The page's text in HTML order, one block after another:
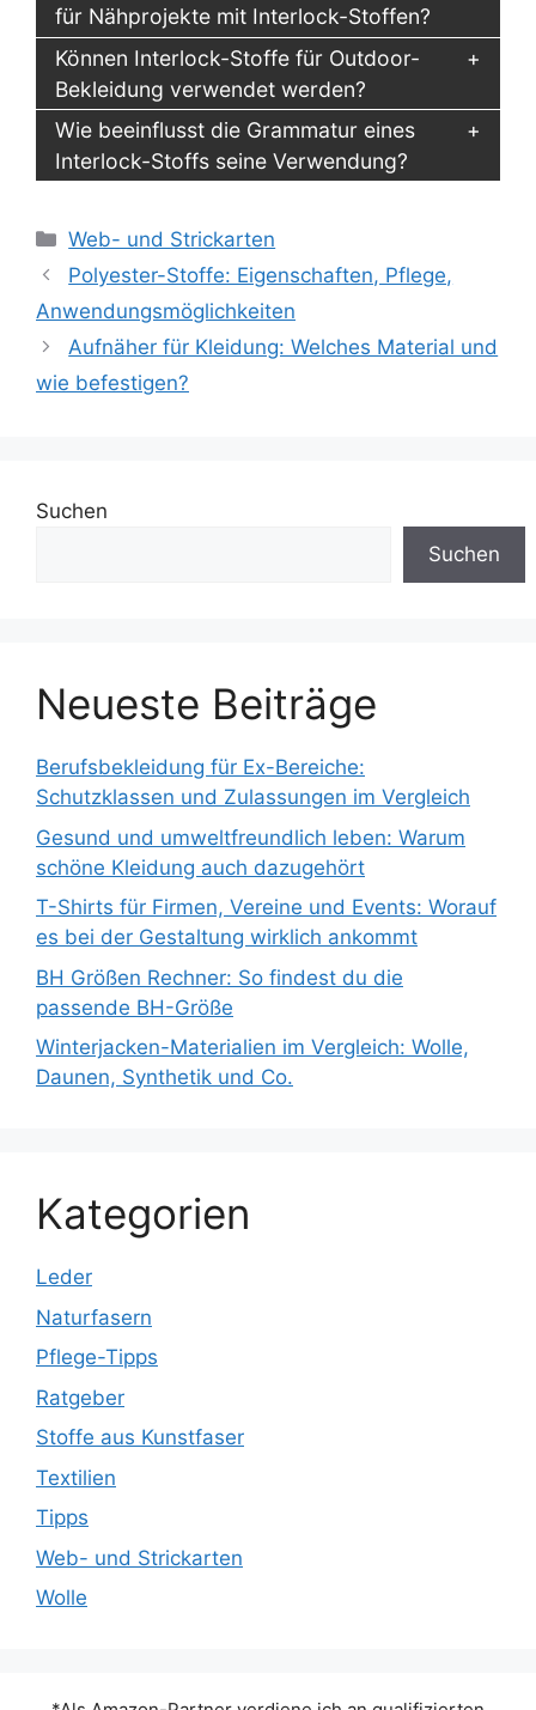
für Nähprojekte mit Interlock-Stoffen?
Können Interlock-Stoffe für Outdoor-
Bekleidung verwendet werden?
Wie beeinflusst die Grammatur eines
Interlock-Stoffs seine Verwendung?
Kategorien
Web- und Strickarten
Polyester-Stoffe: Eigenschaften, Pflege,
Anwendungsmöglichkeiten
Aufnäher für Kleidung: Welches Material und
wie befestigen?
Suchen
Suchen
Neueste Beiträge
Berufsbekleidung für Ex-Bereiche:
Schutzklassen und Zulassungen im Vergleich
Gesund und umweltfreundlich leben: Warum
schöne Kleidung auch dazugehört
T-Shirts für Firmen, Vereine und Events: Worauf
es bei der Gestaltung wirklich ankommt
BH Größen Rechner: So findest du die
passende BH-Größe
Winterjacken-Materialien im Vergleich: Wolle,
Daunen, Synthetik und Co.
Kategorien
Leder
Naturfasern
Pflege-Tipps
Ratgeber
Stoffe aus Kunstfaser
Textilien
Tipps
Web- und Strickarten
Wolle